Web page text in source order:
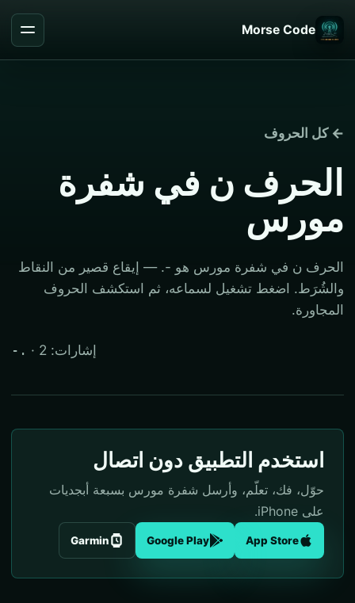
Morse Code
← كل الحروف
الحرف ن في شفرة
مورس
الحرف ن في شفرة مورس هو -. — إيقاع قصير من النقاط
والشُرَط. اضغط تشغيل لسماعه، ثم استكشف الحروف
المجاورة.
-. · إشارات: 2
استخدم التطبيق دون اتصال
حوّل، فك، تعلّم، وأرسل شفرة مورس بسبعة أبجديات
على iPhone.
App Store
Google Play
Garmin